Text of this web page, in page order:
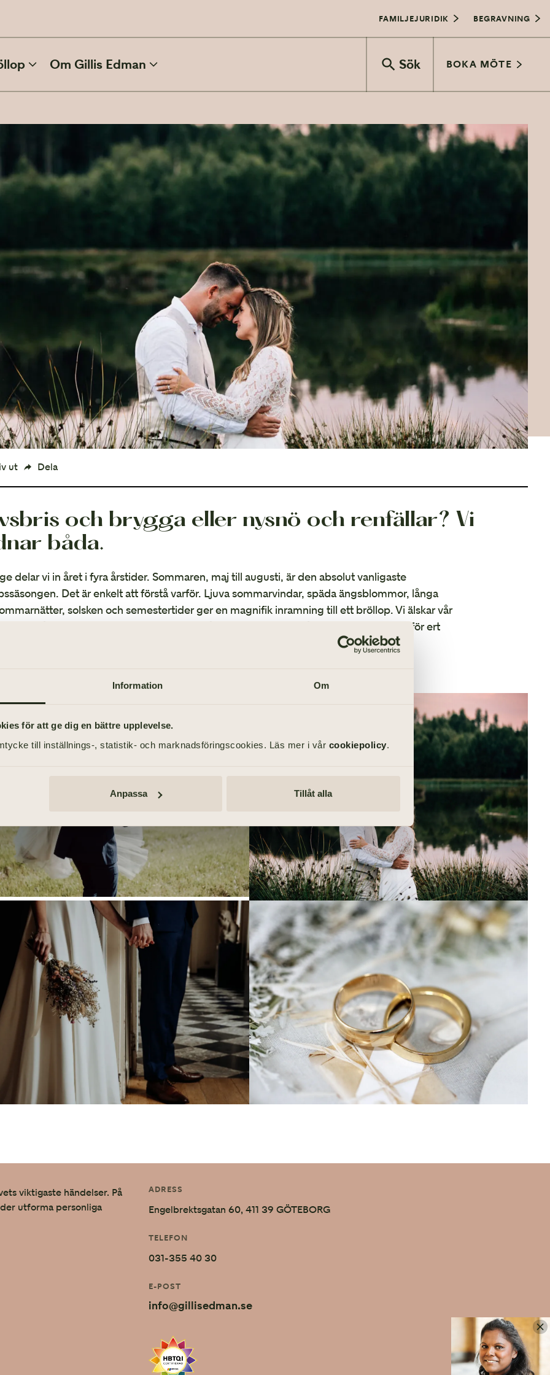
Information Om
för att ge dig en bättre upplevelse.
till inställnings-, statistik- och marknadsföringscookies. Läs mer i vår cookiepolicy.
Anpassa Tillåt alla
FAMILJEJURIDIK BEGRAVNING
Om Gillis Edman Sök BOKA MÖTE
Inbjudan
Vigselceremoni
Kläder och skönhet
Bröllopsfest
Bröllop och juridik
Vinterbröllop
Vårbröllop
Sommarbröllop
ut Dela
och brygga eller nysnö och renfällar? Vi
båda.
delar vi in året i fyra årstider. Sommaren, maj till augusti, är den absolut vanligaste
Det är enkelt att förstå varför. Ljuva sommarvindar, späda ängsblommor, långa
solsken och semestertider ger en magnifik inramning till ett bröllop. Vi älskar vår
men låt oss presentera tre andra härliga årstider, som vi också kan rekommendera för ert
Vårbröllop
Våren står för pånyttfödelse, hopp, omstart och
nya möjligheter.
Sommarbröllop
Dagarna är långa, nätterna ljusa och korta,
vindarna är ljumma och havet varmt.
viktigaste händelser. På
utforma personliga
ADRESS
Engelbrektsgatan 60, 411 39 GÖTEBORG
TELEFON
031-355 40 30
E-POST
info@gillisedman.se